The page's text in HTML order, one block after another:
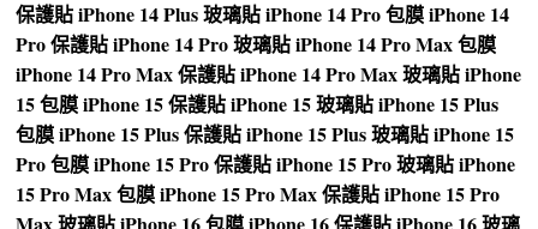
保護貼iPhone 14 Plus 玻璃貼iPhone 14 Pro 包膜iPhone 14
Pro 保護貼iPhone 14 Pro 玻璃貼iPhone 14 Pro Max 包膜
iPhone 14 Pro Max 保護貼iPhone 14 Pro Max 玻璃貼iPhone
15 包膜iPhone 15 保護貼iPhone 15 玻璃貼iPhone 15 Plus
包膜iPhone 15 Plus 保護貼iPhone 15 Plus 玻璃貼iPhone 15
Pro 包膜iPhone 15 Pro 保護貼iPhone 15 Pro 玻璃貼iPhone
15 Pro Max 包膜iPhone 15 Pro Max 保護貼iPhone 15 Pro